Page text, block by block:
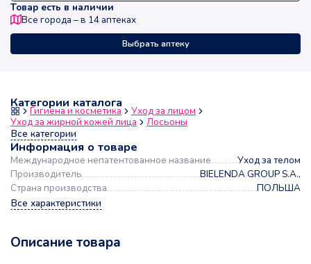
Категории каталога
Гигиена и косметика
Уход за лицом
Уход за жирной кожей лица
Лосьоны
Все категории
Информация о товаре
Международное непатентованное название
Уход за телом
Производитель
BIELENDA GROUP S.A.,
Страна производства
ПОЛЬША
Все характеристики
Описание товара
Товар есть в наличии
Все города – в 14 аптеках
Выбрать аптеку